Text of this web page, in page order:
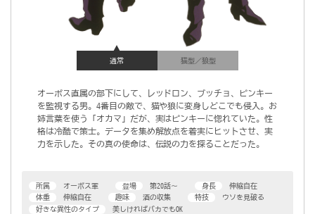
通常 猫型／狼型
オーボス直属の部下にして、レッドロン、ブッチョ、ピンキー
を監視する男。4番目の敵で、猫や狼に変身しどこでも侵入。お
姉言葉を使う「オカマ」だが、実はピンキーに惚れていた。性
格は冷酷で策士。データを集め解放点を着実にヒットさせ、実
力を示した。その真の使命は、伝説の力を探ることだった。
所属 オーボス軍 登場 第20話～ 身長
伸縮自在
体重
伸縮自在 趣味 酒の収集 特技
ウソを見破る
好きな異性のタイプ
美しければバカでもOK